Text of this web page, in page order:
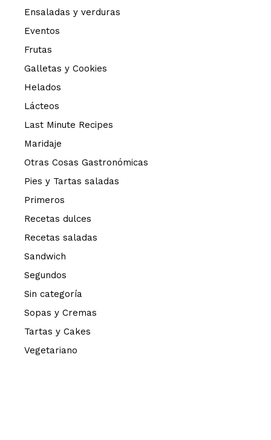
Ensaladas y verduras
Eventos
Frutas
Galletas y Cookies
Helados
Lácteos
Last Minute Recipes
Maridaje
Otras Cosas Gastronómicas
Pies y Tartas saladas
Primeros
Recetas dulces
Recetas saladas
Sandwich
Segundos
Sin categoría
Sopas y Cremas
Tartas y Cakes
Vegetariano